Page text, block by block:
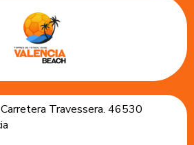
Travessera. 46530